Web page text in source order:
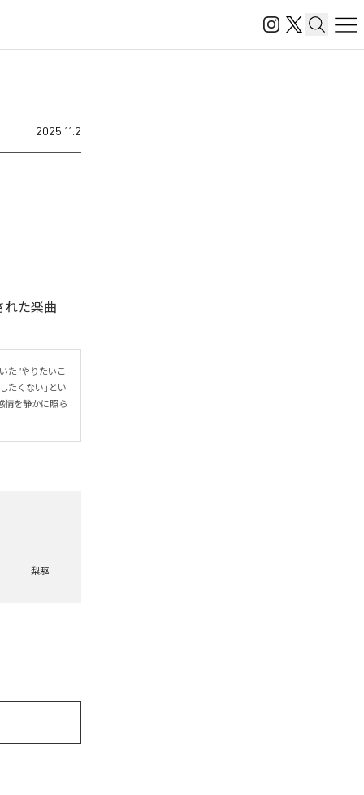
2025.11.2
れた楽曲
た “やりたいこ
たくない」とい
情を静かに照ら
梨駆